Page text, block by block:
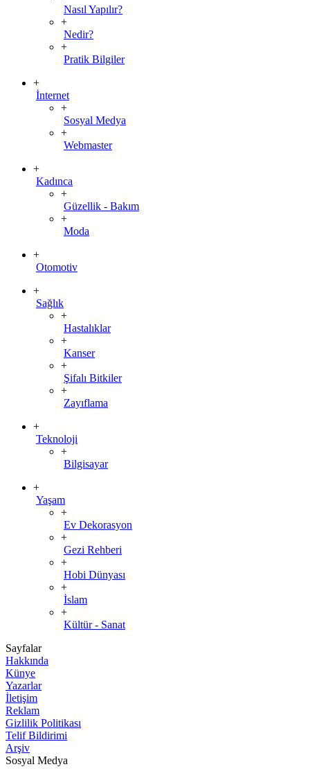
Nasıl Yapılır?
+
Nedir?
+
Pratik Bilgiler
+
İnternet
+
Sosyal Medya
+
Webmaster
+
Kadınca
+
Güzellik - Bakım
+
Moda
+
Otomotiv
+
Sağlık
+
Hastalıklar
+
Kanser
+
Şifalı Bitkiler
+
Zayıflama
+
Teknoloji
+
Bilgisayar
+
Yaşam
+
Ev Dekorasyon
+
Gezi Rehberi
+
Hobi Dünyası
+
İslam
+
Kültür - Sanat
Sayfalar
Hakkında
Künye
Yazarlar
İletişim
Reklam
Gizlilik Politikası
Telif Bildirimi
Arşiv
Sosyal Medya